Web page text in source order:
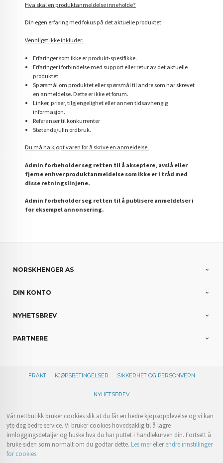
Hva skal en produktanmeldelse inneholde?
Din egen erfaring med fokus på det aktuelle produktet.
Vennligst ikke inkluder:
Erfaringer som ikke er produkt-spesifikke.
Erfaringer i forbindelse med support eller retur av det aktuelle
produktet.
Spørsmål om produktet eller spørsmål til andre som har skrevet
en anmeldelse. Dette er ikke et forum.
Linker, priser, tilgjengelighet eller annen tidsavhengig
informasjon.
Referanser til konkurrenter
Støtende/ufin ordbruk.
Du må ha kjøpt varen for å skrive en anmeldelse.
Admin forbeholder seg retten til å akseptere, avslå eller
fjerne enhver produktanmeldelse som ikke er i tråd med
disse retningslinjene.
Admin forbeholder seg retten til å publisere anmeldelser i
for eksempel annonsering.
NORSKHENGER AS
DIN KONTO
NYHETSBREV
PARTNERE
FRAKT KJØPSBETINGELSER SIKKERHET OG PERSONVERN
NYHETSBREV
Vår nettbutikk bruker cookies slik at du får en bedre kjøpsopplevelse og vi kan
yte deg bedre service. Vi bruker cookies hovedsaklig til å lagre
innloggingsdetaljer og huske hva du har puttet i handlekurven din. Fortsett å
bruke siden som normalt om du godtar dette. Les merellerendre innstillinger
for cookies.